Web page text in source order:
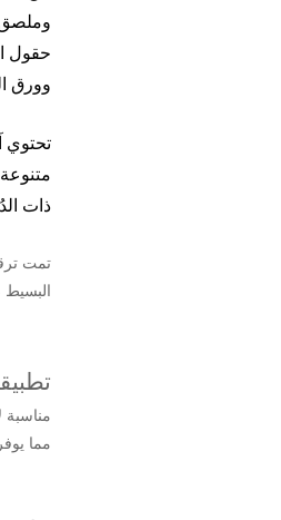
حقول
وورق
تحتوي
ذات
البسيط
مناسبة
مما